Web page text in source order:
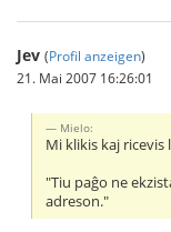
Jev (Profil anzeigen)
21. Mai 2007 16:26:01
Mielo:
Mi klikis kaj ricevis
"Tiu paĝo ne
adreson."